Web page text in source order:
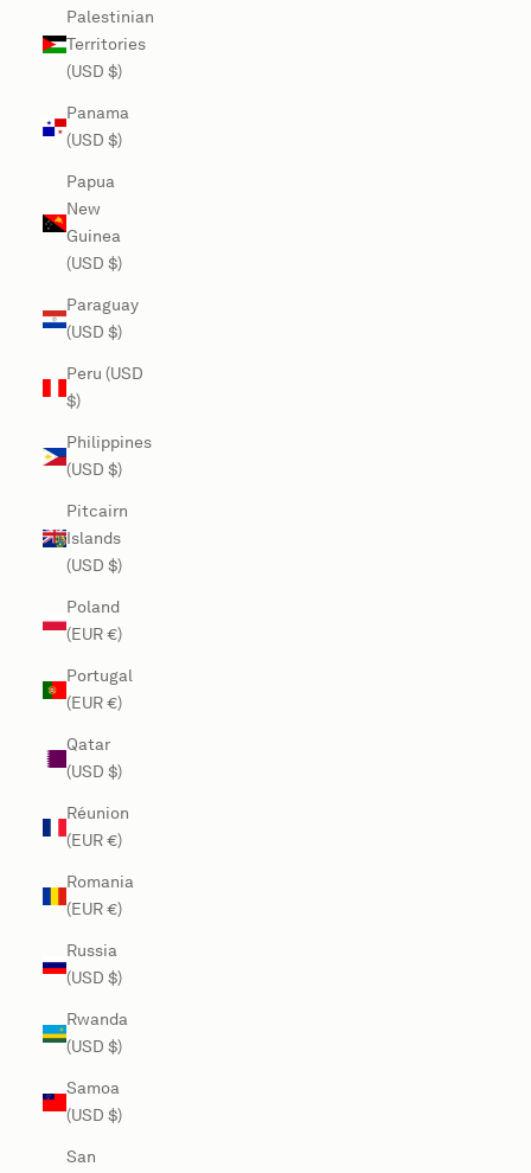
Palestinian
Territories
(USD $)
Panama
(USD $)
Papua
New
Guinea
(USD $)
Paraguay
(USD $)
Peru (USD
$)
Philippines
(USD $)
Pitcairn
Islands
(USD $)
Poland
(EUR €)
Portugal
(EUR €)
Qatar
(USD $)
Réunion
(EUR €)
Romania
(EUR €)
Russia
(USD $)
Rwanda
(USD $)
Samoa
(USD $)
San